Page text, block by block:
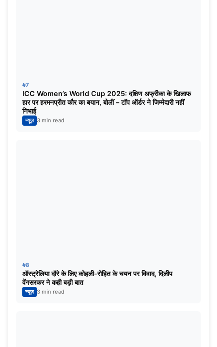
#7
ICC Women’s World Cup 2025: दक्षिण अफ्रीका के खिलाफ
हार पर हरमनप्रीत कौर का बयान, बोलीं – टॉप ऑर्डर ने जिम्मेदारी नहीं
निभाई
न्यूज़ 3 min read
#8
ऑस्ट्रेलिया दौरे के लिए कोहली-रोहित के चयन पर विवाद, दिलीप
वेंगसरकर ने कही बड़ी बात
न्यूज़ 3 min read